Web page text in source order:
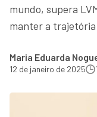
mundo, supera
manter a trajetória
Maria Eduarda
12 de janeiro de 2025